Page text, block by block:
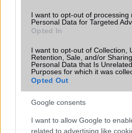
I want to opt-out of processing
Personal Data for Targeted
Opted In
I want to opt-out of Collection,
Retention, Sale, and/or
Personal Data that Is
Purposes for which it was
Opted Out
Google consents
I want to allow Google to
related to advertising like
meg a
2026.06.14| Android
Sok felhasználó külön
Android már évek óta olyan
amelyek maguktól dolgoznak a
Ez a rejtett
megváltoztatja a
sokan mégsem
2026.07.12| Android
Az Edge Panel az egyik